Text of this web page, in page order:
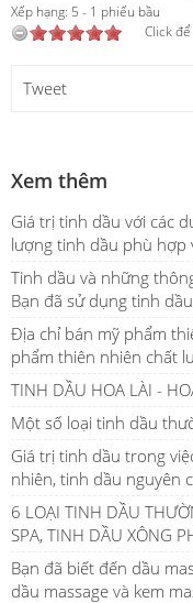
Xếp hạng: 5 - 1 phiếu bầu
Click
Tweet
Xem thêm
Giá trị tinh dầu với các
lượng tinh dầu phù hợp
Tinh dầu và những
Bạn đã sử dụng tinh
Địa chỉ bán mỹ phẩm
phẩm thiên nhiên chất
TINH DẦU HOA LÀI -
Một số loại tinh dầu
Giá trị tinh dầu trong
nhiên, tinh dầu nguyên
6 LOẠI TINH DẦU
SPA, TINH DẦU XÔNG
Bạn đã biết đến dầu
dầu massage và kem